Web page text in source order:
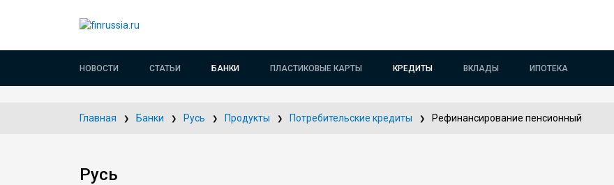
НОВОСТИ СТАТЬИ БАНКИ ПЛАСТИКОВЫЕ КАРТЫ КРЕДИТЫ ВКЛАДЫ ИПОТЕКА
Главная Банки Русь Продукты Потребительские кредиты Рефинансирование пенсионный
Русь